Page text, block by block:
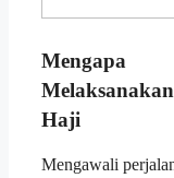
Haji
Mengawali